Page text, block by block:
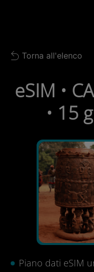
Back to list
Torna all'elenco
eSIM •
• 15
Piano dati eSIM